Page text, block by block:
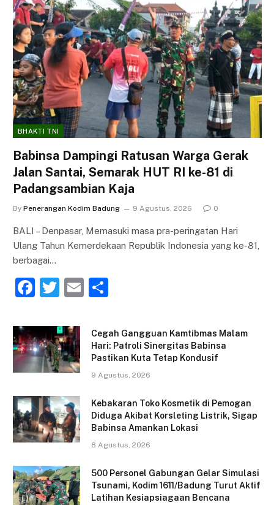
BHAKTI TNI
Babinsa Dampingi Ratusan Warga Gerak
Jalan Santai, Semarak HUT RI ke-81 di
Padangsambian Kaja
By Penerangan Kodim Badung 9 Agustus, 2026 0
BALI – Denpasar, Memasuki masa pra-peringatan Hari
Ulang Tahun Kemerdekaan Republik Indonesia yang ke-81,
berbagai…
F
c
e
b
o
k
T
itt
er
E
ai ar
e
Cegah Gangguan Kamtibmas Malam
Hari: Patroli Sinergitas Babinsa
Pastikan Kuta Tetap Kondusif
9 Agustus, 2026
Kebakaran Toko Kosmetik di Pemogan
Diduga Akibat Korsleting Listrik, Sigap
Babinsa Amankan Lokasi
8 Agustus, 2026
500 Personel Gabungan Gelar Simulasi
Tsunami, Kodim 1611/Badung Turut Aktif
Latihan Kesiapsiagaan Bencana